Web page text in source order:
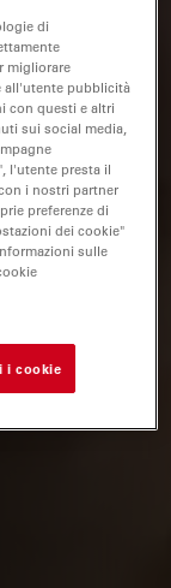
di
migliorare
all'utente pubblicità
con questi e altri
sui social media,
l'utente presta il
i nostri partner
preferenze di
dei cookie"
sulle
i cookie